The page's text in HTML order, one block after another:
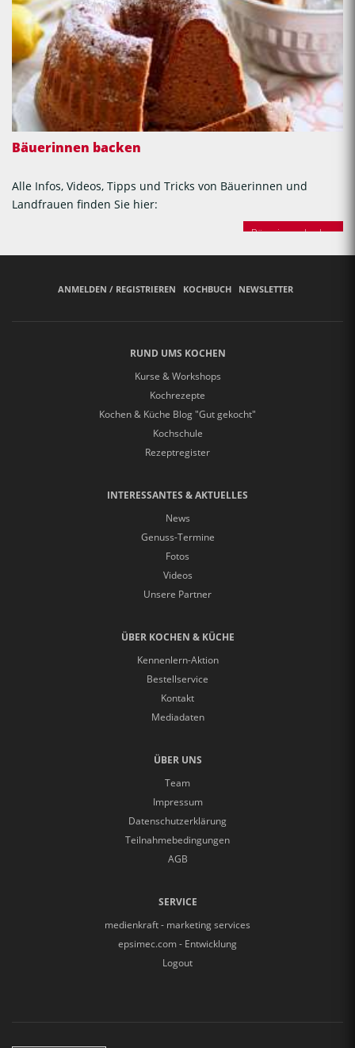
Bäuerinnen backen
Alle Infos, Videos, Tipps und Tricks von Bäuerinnen und
Landfrauen finden Sie hier:
Bäuerinnen backen
ANMELDEN / REGISTRIEREN KOCHBUCH NEWSLETTER
RUND UMS KOCHEN
Kurse & Workshops
Kochrezepte
Kochen & Küche Blog "Gut gekocht"
Kochschule
Rezeptregister
INTERESSANTES & AKTUELLES
News
Genuss-Termine
Fotos
Videos
Unsere Partner
ÜBER KOCHEN & KÜCHE
Kennenlern-Aktion
Bestellservice
Kontakt
Mediadaten
ÜBER UNS
Team
Impressum
Datenschutzerklärung
Teilnahmebedingungen
AGB
SERVICE
medienkraft - marketing services
epsimec.com - Entwicklung
Logout